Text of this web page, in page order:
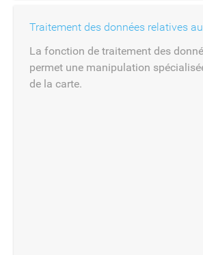
Traitement des données relatives
La fonction de traitement des
permet une manipulation
de la carte.